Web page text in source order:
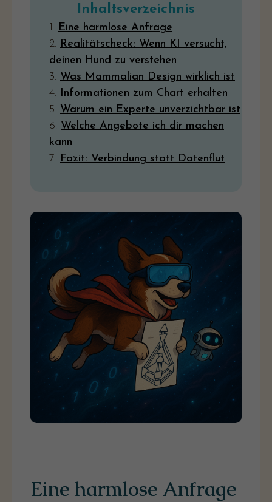
Inhaltsverzeichnis
1. Eine harmlose Anfrage
2. Realitätscheck: Wenn KI versucht,
deinen Hund zu verstehen
3. Was Mammalian Design wirklich ist
4. Informationen zum Chart erhalten
5. Warum ein Experte unverzichtbar ist
6. Welche Angebote ich dir machen
kann
7. Fazit: Verbindung statt Datenflut
Eine harmlose Anfrage